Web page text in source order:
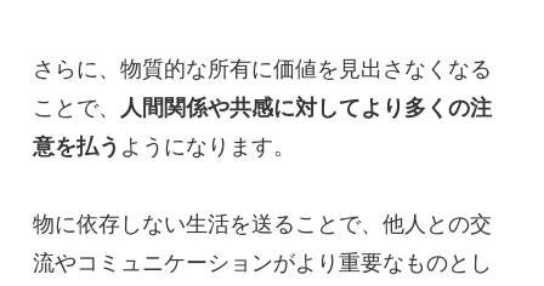
さらに、物質的な所有に価値を見出さなくなる
ことで、
人間関係や共感に対してより多くの注
意を払う ようになります。
物に依存しない生活を送ることで、他人との交
流やコミュニケーションがより重要なものとし